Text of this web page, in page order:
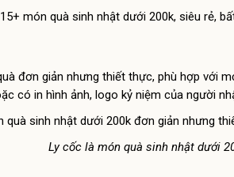
món quà sinh nhật dưới 200k, siêu rẻ,
đơn giản nhưng thiết thực, phù hợp với
có in hình ảnh, logo kỷ niệm của người
Ly cốc là món quà sinh nhật dưới